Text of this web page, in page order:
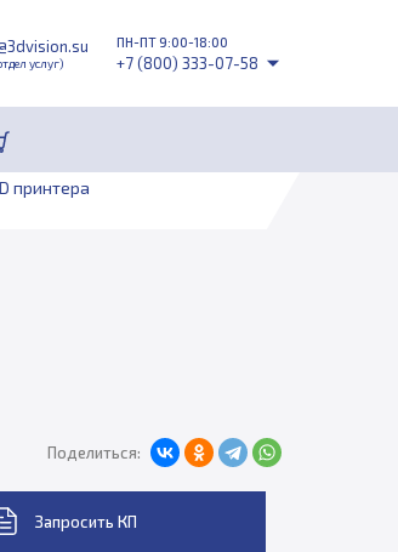
услуг)
ПН-ПТ 9:00-18:00
+7 (800) 333-07-58
принтера
Поделиться:
Запросить КП